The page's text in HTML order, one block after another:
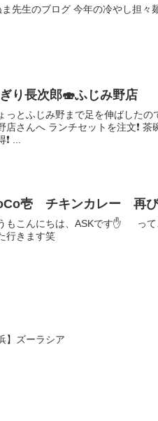
ま先生のブログ 今年の冷やし担
り長次郎🍣ふじみ野店
っとふじみ野まで足を伸ばした
店さんへ ランチセットを注文❗️
...
壱 チキンカレー 再
もこんにちは、ASKです✋ って
行きます笑
】ズーラシア